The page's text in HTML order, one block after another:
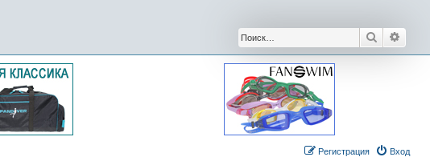
Поиск
Вход
Регистрация